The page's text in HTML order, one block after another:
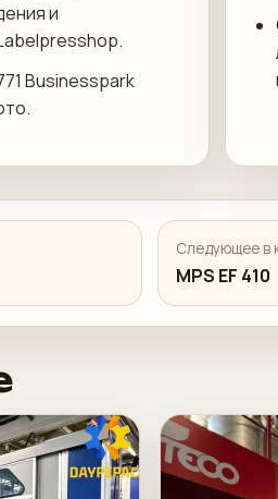
и
Businesspark
Следующее в
MPS EF 410